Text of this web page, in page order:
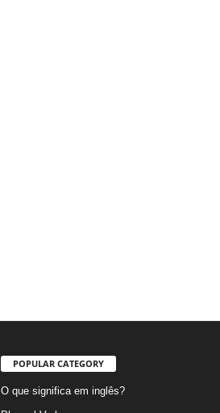
POPULAR CATEGORY
O que significa em inglês?